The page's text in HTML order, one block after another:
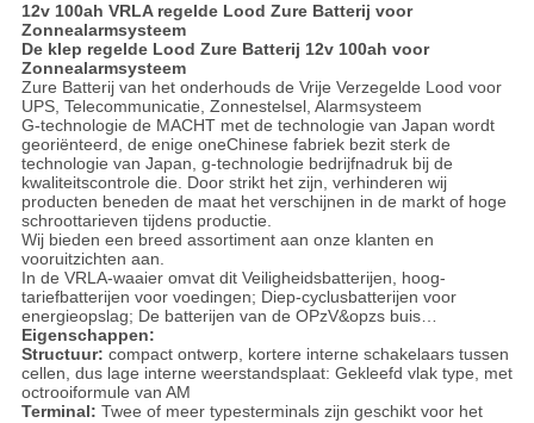
12v 100ah VRLA regelde Lood Zure Batterij voor
Zonnealarmsysteem
De klep regelde Lood Zure Batterij 12v 100ah voor
Zonnealarmsysteem
Zure Batterij van het onderhouds de Vrije Verzegelde Lood voor
UPS, Telecommunicatie, Zonnestelsel, Alarmsysteem
G-technologie de MACHT met de technologie van Japan wordt
georiënteerd, de enige oneChinese fabriek bezit sterk de
technologie van Japan, g-technologie bedrijfnadruk bij de
kwaliteitscontrole die. Door strikt het zijn, verhinderen wij
producten beneden de maat het verschijnen in de markt of hoge
schroottarieven tijdens productie.
Wij bieden een breed assortiment aan onze klanten en
vooruitzichten aan.
In de VRLA-waaier omvat dit Veiligheidsbatterijen, hoog-
tariefbatterijen voor voedingen; Diep-cyclusbatterijen voor
energieopslag; De batterijen van de OPzV&opzs buis…
Eigenschappen:
Structuur: compact ontwerp, kortere interne schakelaars tussen
cellen, dus lage interne weerstandsplaat: Gekleefd vlak type, met
octrooiformule van AM
Terminal: Twee of meer typesterminals zijn geschikt voor het